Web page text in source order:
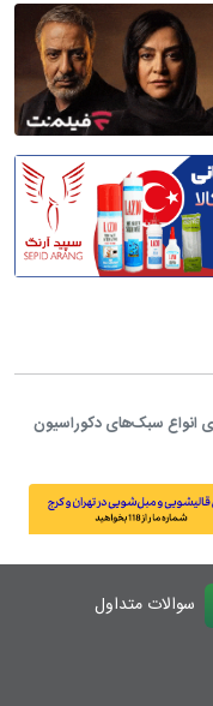
سوالات متداول